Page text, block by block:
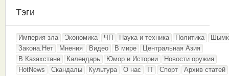
Тэги
Империя зла Экономика ЧП Наука и техника Политика
Закона.Нет
Мнения Видео В мире
Центральная Азия
В Казахстане
Календарь Юмор и Истории
Новости оружия
HotNews
Скандалы Культура О нас IT Спорт
Архив статей